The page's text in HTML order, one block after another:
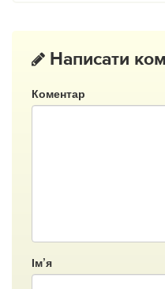
Написати
Коментар
Ім’я